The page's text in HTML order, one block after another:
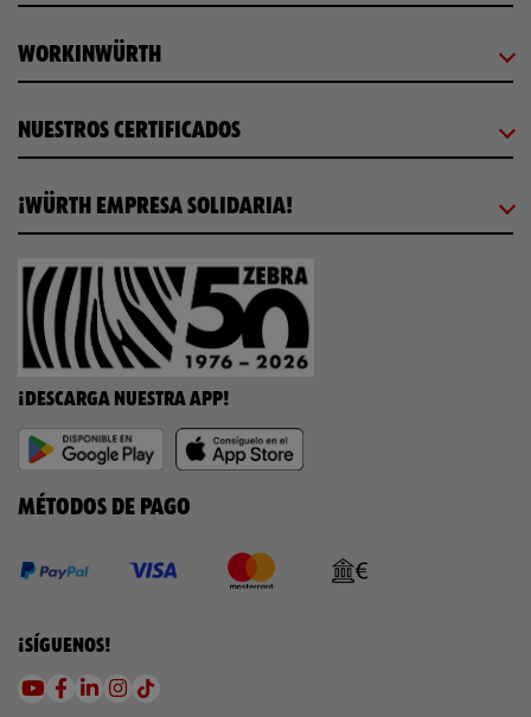
WORKINWÜRTH
NUESTROS CERTIFICADOS
¡WÜRTH EMPRESA SOLIDARIA!
¡DESCARGA NUESTRA APP!
MÉTODOS DE PAGO
¡SÍGUENOS!